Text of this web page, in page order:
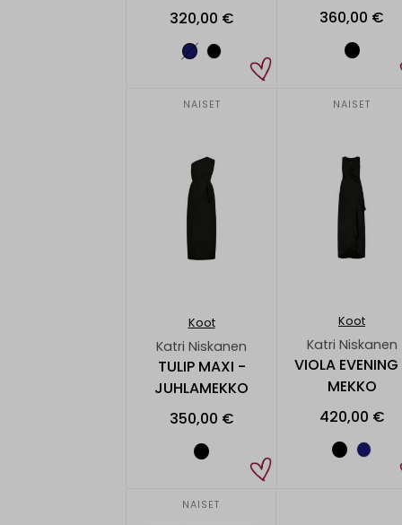
320,00 €
360,00 €
NAISET
Koot
Katri Niskanen
TULIP MAXI -
JUHLAMEKKO
350,00 €
NAISET
Koot
Katri Niskanen
VIOLA
MEKKO
420,00 €
NAISET